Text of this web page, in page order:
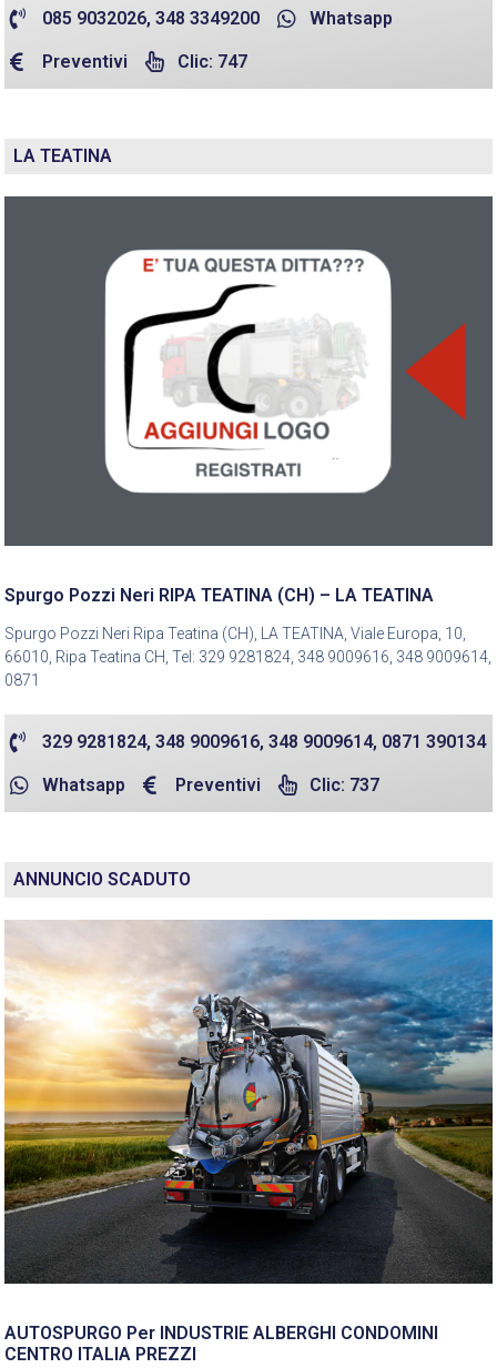
085 9032026, 348 3349200 Whatsapp
Preventivi Clic: 747
LA TEATINA
Spurgo Pozzi Neri RIPA TEATINA (CH) – LA TEATINA
Spurgo Pozzi Neri Ripa Teatina (CH), LA TEATINA, Viale Europa, 10,
66010, Ripa Teatina CH, Tel: 329 9281824, 348 9009616, 348 9009614,
0871
329 9281824, 348 9009616, 348 9009614, 0871 390134
Whatsapp Preventivi Clic: 737
ANNUNCIO SCADUTO
AUTOSPURGO Per INDUSTRIE ALBERGHI CONDOMINI
CENTRO ITALIA PREZZI